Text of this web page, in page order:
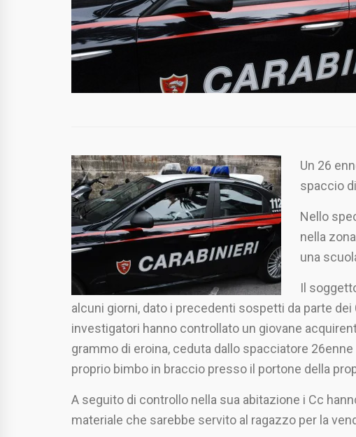
Un 26
spaccio
Nello
nella
una
Il
alcuni giorni, dato i precedenti sospetti da parte
investigatori hanno controllato un giovane
grammo di eroina, ceduta dallo spacciatore
proprio bimbo in braccio presso il portone della
A seguito di controllo nella sua abitazione i Cc
materiale che sarebbe servito al ragazzo per la